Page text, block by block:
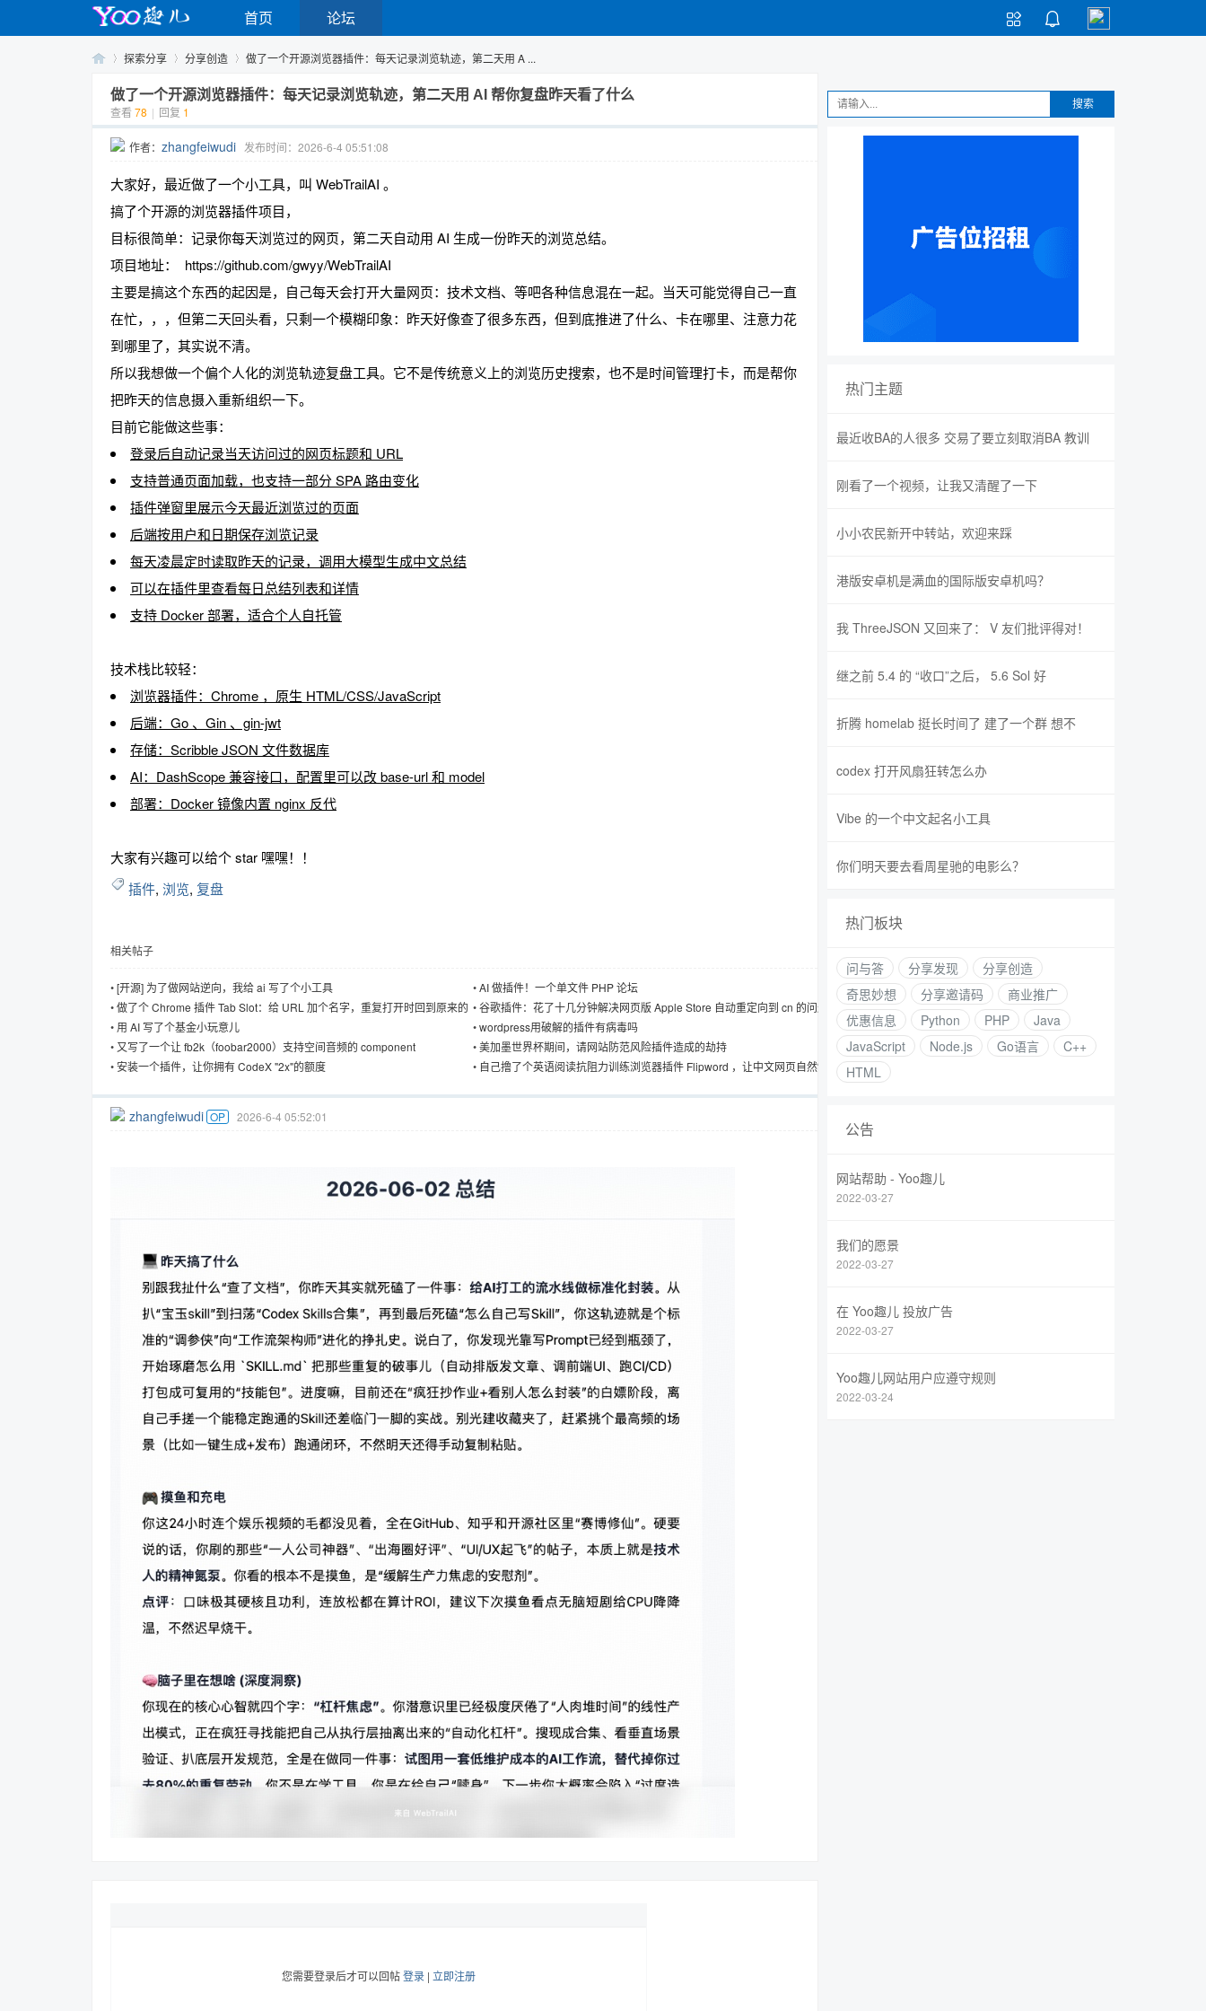


首页 论坛
探索分享 分享创造 做了一个开源浏览器插件：每天记录浏览轨迹，第二天用 A ...
做了一个开源浏览器插件：每天记录浏览轨迹，第二天用 AI 帮你复盘昨天看了什么
查看 78 | 回复 1
作者： zhangfeiwudi 发布时间：2026-6-4 05:51:08
大家好，最近做了一个小工具，叫 WebTrailAI 。
搞了个开源的浏览器插件项目，
目标很简单：记录你每天浏览过的网页，第二天自动用 AI 生成一份昨天的浏览总结。
项目地址： https://github.com/gwyy/WebTrailAI
主要是搞这个东西的起因是，自己每天会打开大量网页：技术文档、等吧各种信息混在一起。当天可能觉得自己一直
在忙，，，但第二天回头看，只剩一个模糊印象：昨天好像查了很多东西，但到底推进了什么、卡在哪里、注意力花
到哪里了，其实说不清。
所以我想做一个偏个人化的浏览轨迹复盘工具。它不是传统意义上的浏览历史搜索，也不是时间管理打卡，而是帮你
把昨天的信息摄入重新组织一下。
目前它能做这些事：
登录后自动记录当天访问过的网页标题和 URL
支持普通页面加载，也支持一部分 SPA 路由变化
插件弹窗里展示今天最近浏览过的页面
后端按用户和日期保存浏览记录
每天凌晨定时读取昨天的记录，调用大模型生成中文总结
可以在插件里查看每日总结列表和详情
支持 Docker 部署，适合个人自托管
技术栈比较轻：
浏览器插件：Chrome ，原生 HTML/CSS/JavaScript
后端：Go 、Gin 、gin-jwt
存储：Scribble JSON 文件数据库
AI：DashScope 兼容接口，配置里可以改 base-url 和 model
部署：Docker 镜像内置 nginx 反代
大家有兴趣可以给个 star 嘿嘿！！
插件, 浏览, 复盘
相关帖子
•[开源] 为了做网站逆向，我给 ai 写了个小工具 •AI 做插件！一个单文件 PHP 论坛
•做了个 Chrome 插件 Tab Slot：给 URL 加个名字，重复打开时回到原来的
标签页
•谷歌插件：花了十几分钟解决网页版 Apple Store 自动重定向到 cn 的问题
• 用 AI 写了个基金小玩意儿 •wordpress用破解的插件有病毒吗
• 又写了一个让 fb2k（foobar2000）支持空间音频的 component •美加墨世界杯期间，请网站防范风险插件造成的劫持
•安装一个插件，让你拥有 CodeX "2x"的额度 • 自己撸了个英语阅读抗阻力训练浏览器插件 Flipword ，让中文网页自然“长
zhangfeiwudi OP 2026-6-4 05:52:01
您需要登录后才可以回帖登录 | 立即注册
搜索
热门主题
最近收BA的人很多 交易了要立刻取消BA 教训
刚看了一个视频，让我又清醒了一下
小小农民新开中转站，欢迎来踩
港版安卓机是满血的国际版安卓机吗？
我 ThreeJSON 又回来了： V 友们批评得对！
继之前 5.4 的 “收口”之后， 5.6 Sol 好
折腾 homelab 挺长时间了 建了一个群 想不
codex 打开风扇狂转怎么办
Vibe 的一个中文起名小工具
你们明天要去看周星驰的电影么？
热门板块
问与答 分享发现
分享创造
奇思妙想
分享邀请码
商业推广
优惠信息
Python PHP
Java
JavaScript
Node.js Go语言
C++
HTML
公告
网站帮助 - Yoo趣儿
2022-03-27
我们的愿景
2022-03-27
在 Yoo趣儿 投放广告
2022-03-27
Yoo趣儿网站用户应遵守规则
2022-03-24